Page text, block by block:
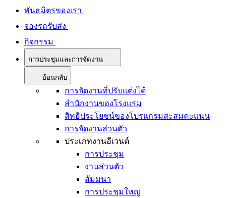
พันธมิตรของเรา
จองรถรับส่ง
กิจกรรม
การประชุมและการจัดงาน
ย้อนกลับ
การจัดงานที่ปรับแต่งได้
สำนักงานของโรงแรม
สิทธิประโยชน์ของโปรแกรมสะสมคะแนน
การจัดงานส่วนตัว
ประเภทงานอีเวนต์
การประชุม
งานส่วนตัว
สัมมนา
การประชุมใหญ่